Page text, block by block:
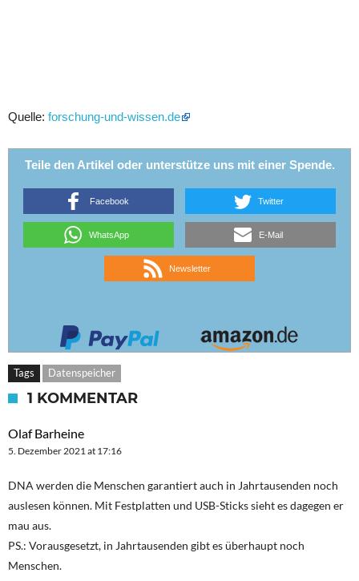
Quelle: forschung-und-wissen.de
Teile den Artikel oder unterstütze uns mit einer Spende.
Facebook Twitter
WhatsApp E-Mail
Newsletter
Tags Datenspeicher
1 KOMMENTAR
Olaf Barheine
5. Dezember 2021 at 17:16
DNA werden die Menschen garantiert auch in Jahrtausenden noch
auslesen können. Mit Festplatten und USB-Sticks sieht es dagegen er
mau aus.
PS.: Vorausgesetzt, in Jahrtausenden gibt es überhaupt noch
Menschen.